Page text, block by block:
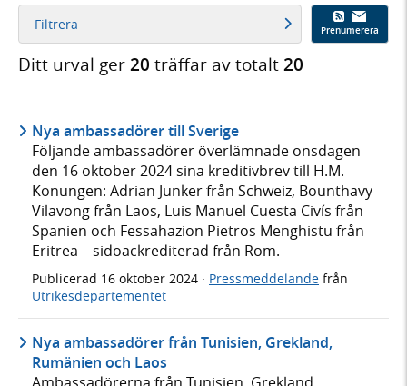
Filtrera Prenumerera
Ditt urval ger20 träffar av totalt20
Nya ambassadörer till Sverige
Följande ambassadörer överlämnade onsdagen
den 16 oktober 2024 sina kreditivbrev till H.M.
Konungen: Adrian Junker från Schweiz, Bounthavy
Vilavong från Laos, Luis Manuel Cuesta Civís från
Spanien och Fessahazion Pietros Menghistu från
Eritrea – sidoackrediterad från Rom.
Publicerad 16 oktober 2024 · Pressmeddelande från
Utrikesdepartementet
Nya ambassadörer från Tunisien, Grekland,
Rumänien och Laos